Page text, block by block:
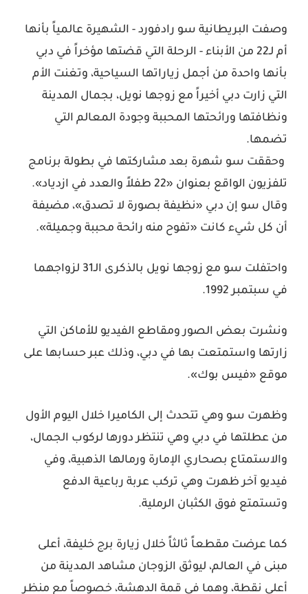
وصفت البريطانية سو رادفورد - الشهيرة عالمياً بأنها
أم لـ22 من الأبناء - الرحلة التي قضتها مؤخراً في دبي
بأنها واحدة من أجمل زياراتها السياحية، وتغنت الأم
التي زارت دبي أخيراً مع زوجها نويل، بجمال المدينة
ونظافتها ورائحتها المحببة وجودة المعالم التي
تضمها.
وحققت سو شهرة بعد مشاركتها في بطولة برنامج
تلفزيون الواقع بعنوان «22 طفلاً والعدد في ازدياد».
وقال سو إن دبي «نظيفة بصورة لا تصدق»، مضيفة
أن كل شيء كانت «تفوح منه رائحة محببة وجميلة».
واحتفلت سو مع زوجها نويل بالذكرى الـ31 لزواجهما
في سبتمبر 1992.
ونشرت بعض الصور ومقاطع الفيديو للأماكن التي
زارتها واستمتعت بها في دبي، وذلك عبر حسابها على
موقع «فيس بوك».
وظهرت سو وهي تتحدث إلى الكاميرا خلال اليوم الأول
من عطلتها في دبي وهي تنتظر دورها لركوب الجمال،
والاستمتاع بصحاري الإمارة ورمالها الذهبية، وفي
فيديو آخر ظهرت وهي تركب عربة رباعية الدفع
وتستمتع فوق الكثبان الرملية.
كما عرضت مقطعاً ثالثاً خلال زيارة برج خليفة، أعلى
مبنى في العالم، ليوثق الزوجان مشاهد المدينة من
أعلى نقطة، وهما في قمة الدهشة، خصوصاً مع منظر